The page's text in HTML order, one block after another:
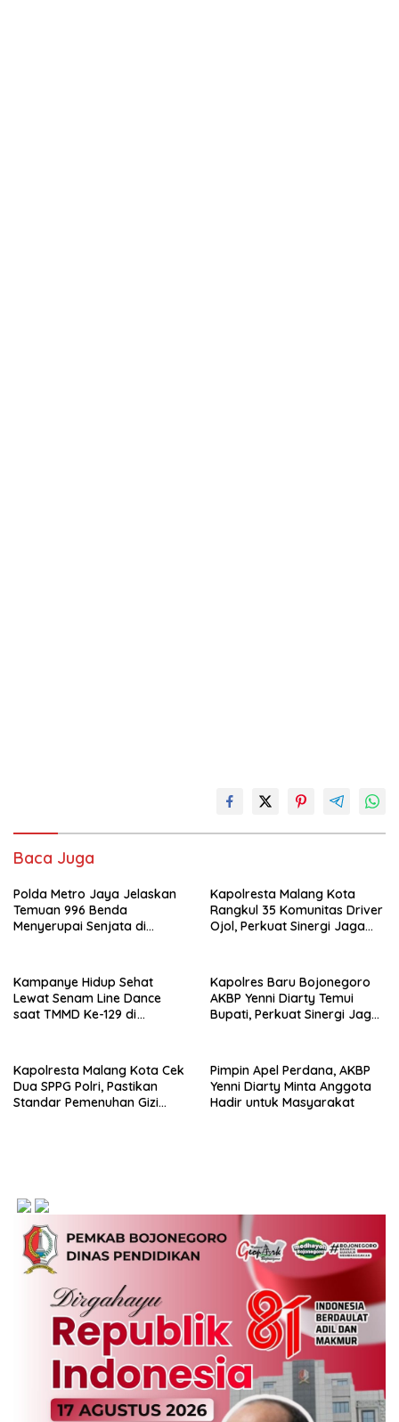
Baca Juga
Polda Metro Jaya Jelaskan
Temuan 996 Benda
Menyerupai Senjata di
Kapolresta Malang Kota
Rangkul 35 Komunitas Driver
Ojol, Perkuat Sinergi Jaga
Kampanye Hidup Sehat
Lewat Senam Line Dance
saat TMMD Ke-129 di
Kapolres Baru Bojonegoro
AKBP Yenni Diarty Temui
Bupati, Perkuat Sinergi Jaga
Kapolresta Malang Kota Cek
Dua SPPG Polri, Pastikan
Standar Pemenuhan Gizi
Pimpin Apel Perdana, AKBP
Yenni Diarty Minta Anggota
Hadir untuk Masyarakat